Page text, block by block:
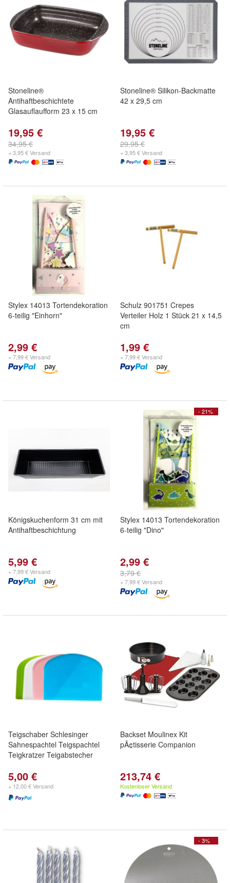
Stoneline®
Antihaftbeschichtete
Glasauflaufform 23 x 15 cm
19,95 €
34,95 €
+ 3,95 € Versand
Stoneline® Silikon-Backmatte
42 x 29,5 cm
19,95 €
29,95 €
+ 3,95 € Versand
Stylex 14013 Tortendekoration
6-teilig "Einhorn"
2,99 €
+ 7,99 € Versand
Schulz 901751 Crepes
Verteiler Holz 1 Stück 21 x 14,5
cm
1,99 €
+ 7,99 € Versand
Königskuchenform 31 cm mit
Antihaftbeschichtung
5,99 €
+ 7,99 € Versand
- 21%
Stylex 14013 Tortendekoration
6-teilig "Dino"
2,99 €
3,79 €
+ 7,99 € Versand
Teigschaber Schlesinger
Sahnespachtel Teigspachtel
Teigkratzer Teigabstecher
5,00 €
+ 12,00 € Versand
Backset Moulinex Kit
pÃ¢tisserie Companion
213,74 €
Kostenloser Versand
- 3%